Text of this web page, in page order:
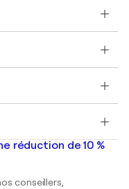
réduction de 10 %
conseillers,